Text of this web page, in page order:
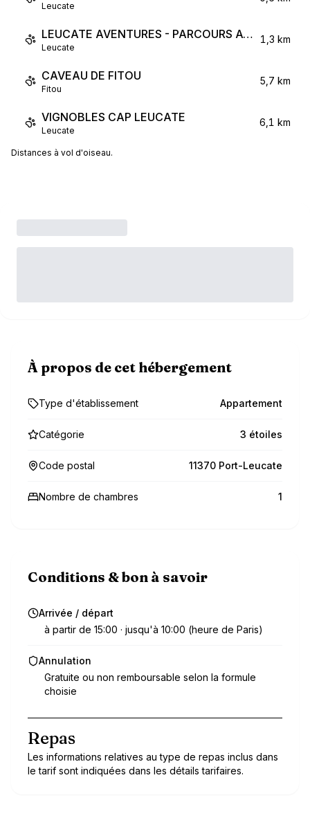
Leucate
LEUCATE AVENTURES - PARCOURS ACROBATIQUE
Leucate
1,3 km
CAVEAU DE FITOU
Fitou
5,7 km
VIGNOBLES CAP LEUCATE
Leucate
6,1 km
Distances à vol d'oiseau.
À propos de cet hébergement
Type d'établissement Appartement
Catégorie 3 étoiles
Code postal 11370 Port-Leucate
Nombre de chambres 1
Conditions & bon à savoir
Arrivée / départ
à partir de 15:00 · jusqu'à 10:00 (heure de Paris)
Annulation
Gratuite ou non remboursable selon la formule
choisie
Repas
Les informations relatives au type de repas inclus dans
le tarif sont indiquées dans les détails tarifaires.